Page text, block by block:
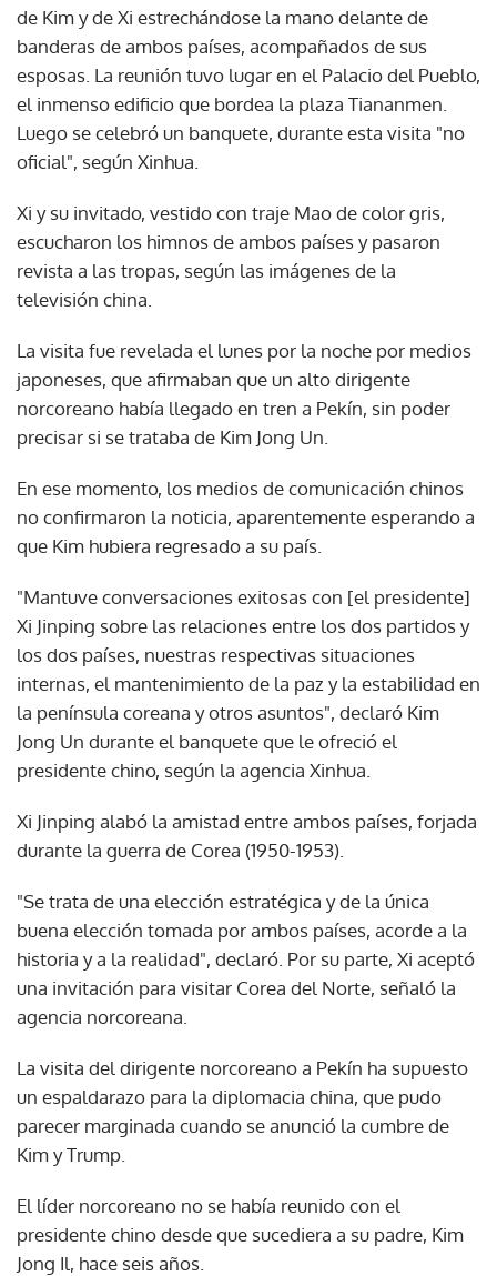
de Kim y de Xi estrechándose la mano delante de
banderas de ambos países, acompañados de sus
esposas. La reunión tuvo lugar en el Palacio del Pueblo,
el inmenso edificio que bordea la plaza Tiananmen.
Luego se celebró un banquete, durante esta visita "no
oficial", según Xinhua.
Xi y su invitado, vestido con traje Mao de color gris,
escucharon los himnos de ambos países y pasaron
revista a las tropas, según las imágenes de la
televisión china.
La visita fue revelada el lunes por la noche por medios
japoneses, que afirmaban que un alto dirigente
norcoreano había llegado en tren a Pekín, sin poder
precisar si se trataba de Kim Jong Un.
En ese momento, los medios de comunicación chinos
no confirmaron la noticia, aparentemente esperando a
que Kim hubiera regresado a su país.
"Mantuve conversaciones exitosas con [el presidente]
Xi Jinping sobre las relaciones entre los dos partidos y
los dos países, nuestras respectivas situaciones
internas, el mantenimiento de la paz y la estabilidad en
la península coreana y otros asuntos", declaró Kim
Jong Un durante el banquete que le ofreció el
presidente chino, según la agencia Xinhua.
Xi Jinping alabó la amistad entre ambos países, forjada
durante la guerra de Corea (1950-1953).
"Se trata de una elección estratégica y de la única
buena elección tomada por ambos países, acorde a la
historia y a la realidad", declaró. Por su parte, Xi aceptó
una invitación para visitar Corea del Norte, señaló la
agencia norcoreana.
La visita del dirigente norcoreano a Pekín ha supuesto
un espaldarazo para la diplomacia china, que pudo
parecer marginada cuando se anunció la cumbre de
Kim y Trump.
El líder norcoreano no se había reunido con el
presidente chino desde que sucediera a su padre, Kim
Jong Il, hace seis años.